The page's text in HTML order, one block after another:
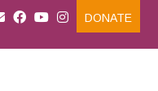
DONATE